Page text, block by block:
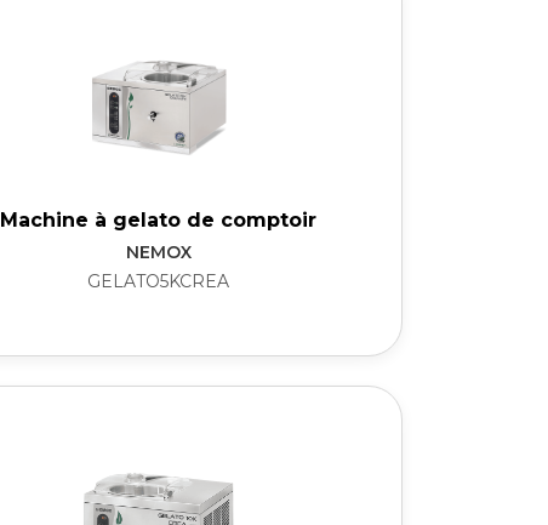
Machine à gelato de comptoir
NEMOX
GELATO5KCREA